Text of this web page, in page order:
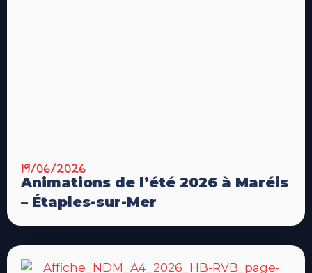
19/06/2026
Animations de l’été 2026 à Maréis
– Étaples-sur-Mer